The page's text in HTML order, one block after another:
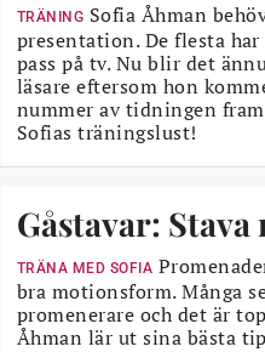
TRÄNING Sofia Åhman
presentation. De flesta
pass på tv. Nu blir det
läsare eftersom hon
nummer av tidningen
Sofias träningslust!
Gåstavar: Stava
TRÄNA MED SOFIA
bra motionsform. Många
promenerare och det är
Åhman lär ut sina bästa